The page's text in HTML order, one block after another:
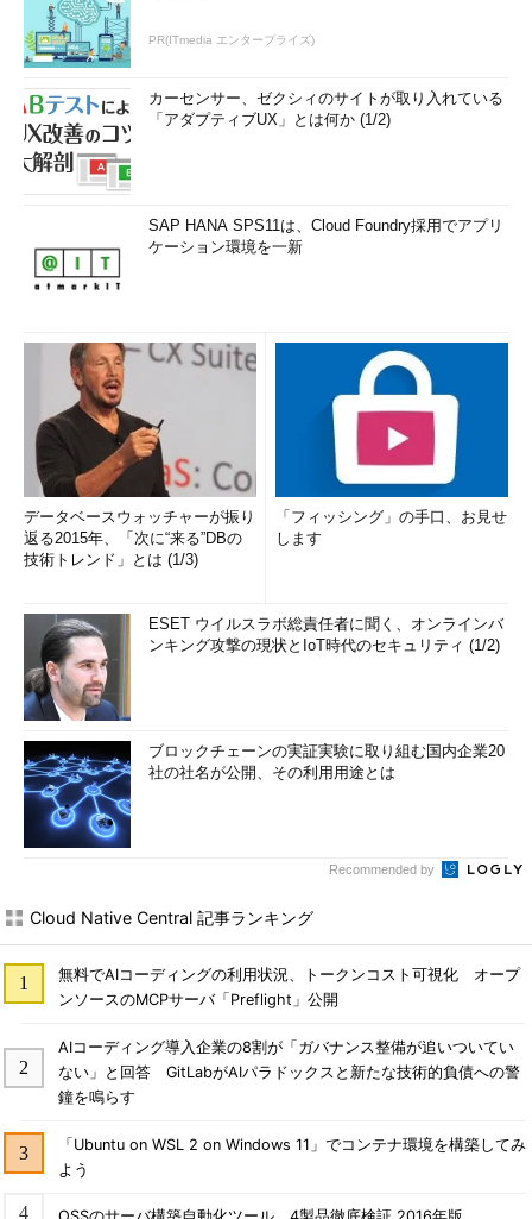
PR(ITmedia エンタープライズ)
カーセンサー、ゼクシィのサイトが取り入れている
「アダプティブUX」とは何か (1/2)
SAP HANA SPS11は、Cloud Foundry採用でアプリ
ケーション環境を一新
データベースウォッチャーが振り
返る2015年、「次に“来る”DBの
技術トレンド」とは (1/3)
「フィッシング」の手口、お見せ
します
ESET ウイルスラボ総責任者に聞く、オンラインバ
ンキング攻撃の現状とIoT時代のセキュリティ (1/2)
ブロックチェーンの実証実験に取り組む国内企業20
社の社名が公開、その利用用途とは
Recommended by
Cloud Native Central 記事ランキング
無料でAIコーディングの利用状況、トークンコスト可視化 オープ
ンソースのMCPサーバ「Preflight」公開
AIコーディング導入企業の8割が「ガバナンス整備が追いついてい
ない」と回答 GitLabがAIパラドックスと新たな技術的負債への警
鐘を鳴らす
「Ubuntu on WSL 2 on Windows 11」でコンテナ環境を構築してみ
よう